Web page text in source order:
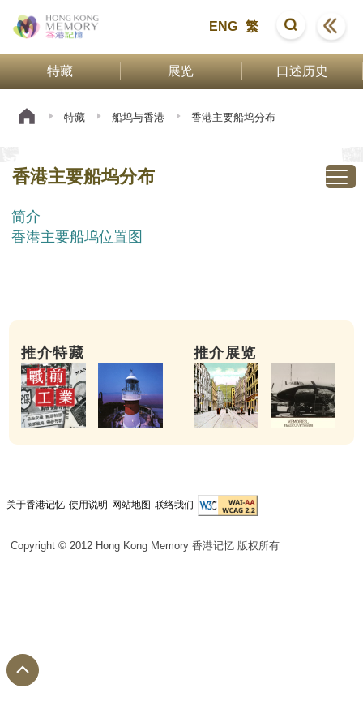
ENG 繁
特藏 展览 口述历史
特藏 船坞与香港 香港主要船坞分布
香港主要船坞分布
简介
香港主要船坞位置图
推介特藏 推介展览
关于香港记忆 使用说明 网站地图 联络我们
Copyright © 2012 Hong Kong Memory 香港记忆 版权所有